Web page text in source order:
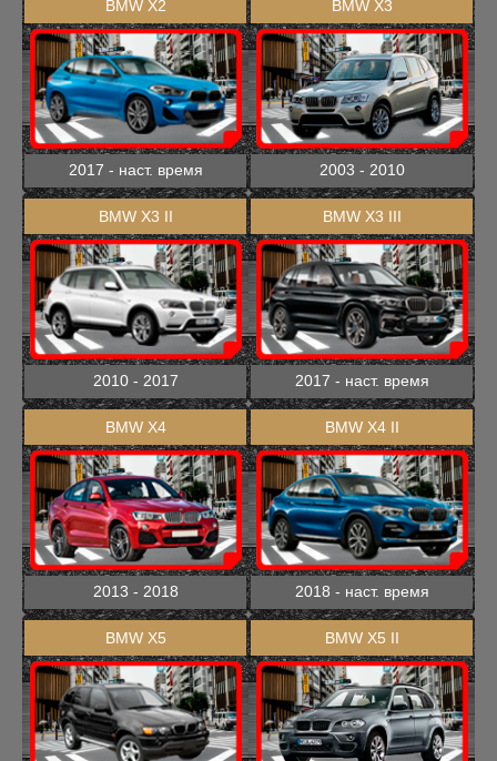
BMW X2
2017 - наст. время
BMW X3
2003 - 2010
BMW X3 II
2010 - 2017
BMW X3 III
2017 - наст. время
BMW X4
2013 - 2018
BMW X4 II
2018 - наст. время
BMW X5 BMW X5 II